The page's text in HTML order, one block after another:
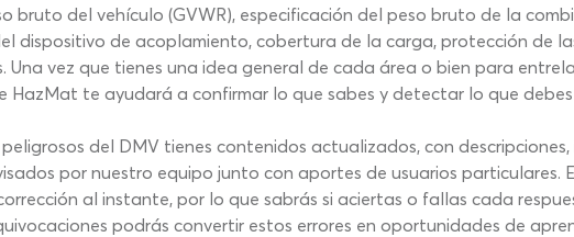
bruto del vehículo (GVWR), especificación del peso bruto de la
dispositivo de acoplamiento, cobertura de la carga, protección de
Una vez que tienes una idea general de cada área o bien para
HazMat te ayudará a confirmar lo que sabes y detectar lo que
del DMV tienes contenidos actualizados, con
por nuestro equipo junto con aportes de usuarios particulares.
al instante, por lo que sabrás si aciertas o fallas cada
podrás convertir estos errores en oportunidades de